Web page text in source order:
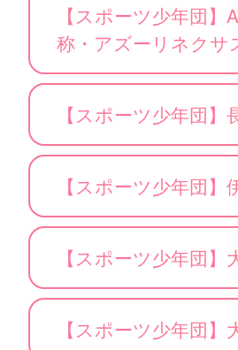
【スポーツ少年団
称・アズーリネクサ
【スポーツ少年団】
【スポーツ少年団】
【スポーツ少年団】
【スポーツ少年団